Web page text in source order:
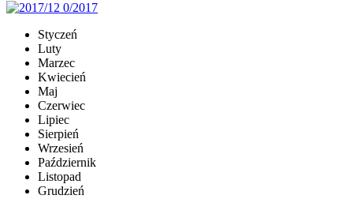
Styczeń
Luty
Marzec
Kwiecień
Maj
Czerwiec
Lipiec
Sierpień
Wrzesień
Październik
Listopad
Grudzień